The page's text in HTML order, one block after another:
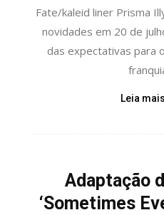
Fate/kaleid liner Prisma
novidades em 20 de
das expectativas para
Leia mais
Adaptação
‘Sometimes